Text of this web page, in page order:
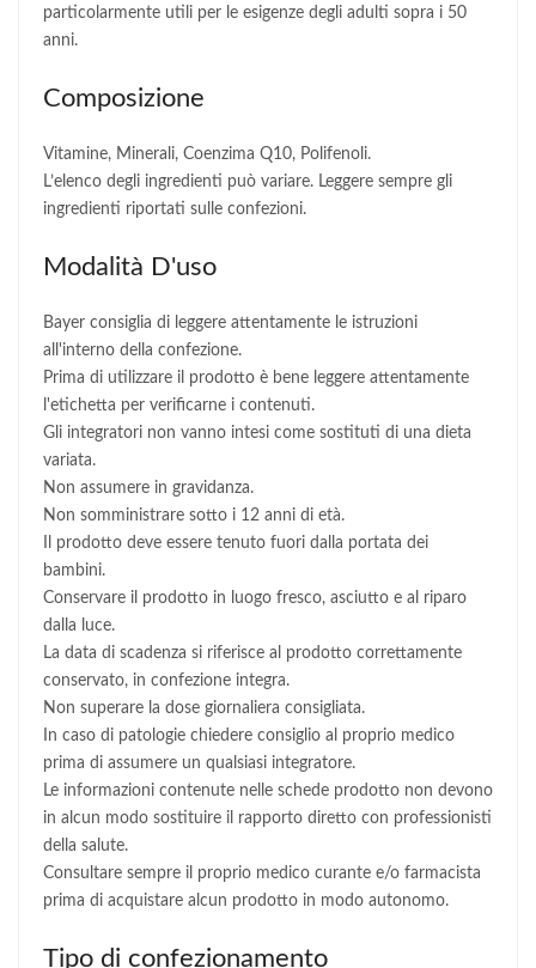
particolarmente utili per le esigenze degli adulti sopra i 50
anni.
Composizione
Vitamine, Minerali, Coenzima Q10, Polifenoli.
L’elenco degli ingredienti può variare. Leggere sempre gli
ingredienti riportati sulle confezioni.
Modalità D'uso
Bayer consiglia di leggere attentamente le istruzioni
all'interno della confezione.
Prima di utilizzare il prodotto è bene leggere attentamente
l'etichetta per verificarne i contenuti.
Gli integratori non vanno intesi come sostituti di una dieta
variata.
Non assumere in gravidanza.
Non somministrare sotto i 12 anni di età.
Il prodotto deve essere tenuto fuori dalla portata dei
bambini.
Conservare il prodotto in luogo fresco, asciutto e al riparo
dalla luce.
La data di scadenza si riferisce al prodotto correttamente
conservato, in confezione integra.
Non superare la dose giornaliera consigliata.
In caso di patologie chiedere consiglio al proprio medico
prima di assumere un qualsiasi integratore.
Le informazioni contenute nelle schede prodotto non devono
in alcun modo sostituire il rapporto diretto con professionisti
della salute.
Consultare sempre il proprio medico curante e/o farmacista
prima di acquistare alcun prodotto in modo autonomo.
Tipo di confezionamento